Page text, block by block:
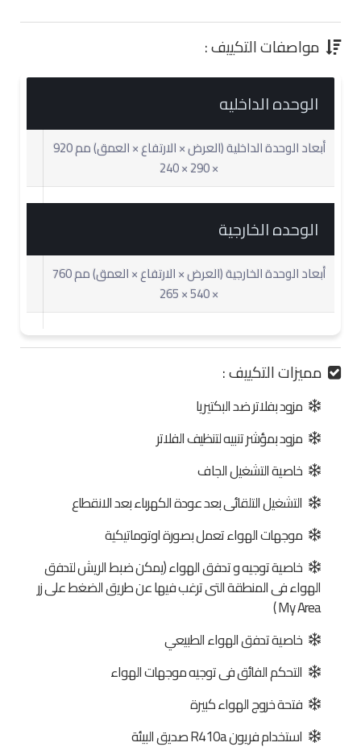
مواصفات التكييف :
الوحده الداخليه
أبعاد الوحدة الداخلية (العرض × الارتفاع × العمق) مم 920
× 290 × 240
الوحده الخارجية
أبعاد الوحدة الخارجية (العرض × الارتفاع × العمق) مم 760
× 540 × 265
مميزات التكييف :
مزود بفلاتر ضد البكتيريا
مزود بمؤشر تنبيه لتنظيف الفلاتر
خاصية التشغيل الجاف
التشغيل التلقائى بعد عودة الكهرباء بعد الانقطاع
موجهات الهواء تعمل بصورة اوتوماتيكية
خاصية توجيه و تدفق الهواء (يمكن ضبط الريش لتدفق
الهواء فى المنطقة التى ترغب فيها عن طريق الضغط على زر
My Area )
خاصية تدفق الهواء الطبيعي
التحكم الفائق فى توجيه موجهات الهواء
فتحة خروج الهواء كبيرة
استخدام فريون R410a صديق البيئة